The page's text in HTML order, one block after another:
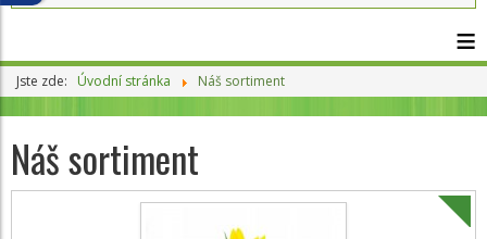
≡
Jste zde: Úvodní stránka Náš sortiment
Náš sortiment